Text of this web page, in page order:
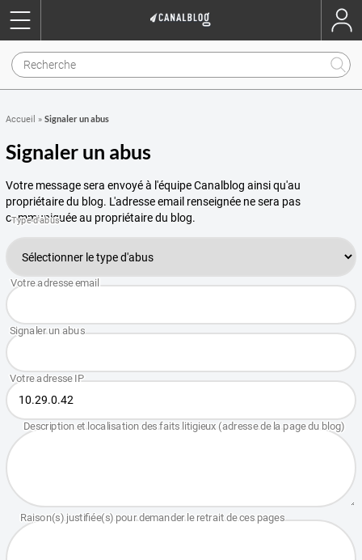
Accueil » Signaler un abus
Signaler un abus
Votre message sera envoyé à l'équipe Canalblog ainsi qu'au
propriétaire du blog. L'adresse email renseignée ne sera pas
communiquée au propriétaire du blog.